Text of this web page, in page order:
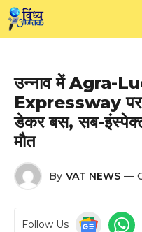
Skip
to
उन्नाव में Agra-
Expressway पर
डेकर बस, सब-
मौत
By VAT NEWS —
Follow Us